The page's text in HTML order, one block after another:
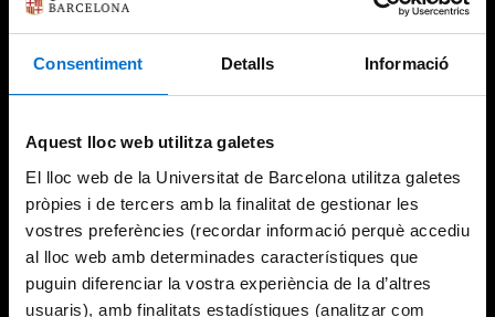
Consentiment Detalls Informació
Aquest lloc web utilitza galetes
El lloc web de la Universitat de Barcelona utilitza galetes
pròpies i de tercers amb la finalitat de gestionar les
vostres preferències (recordar informació perquè accediu
al lloc web amb determinades característiques que
puguin diferenciar la vostra experiència de la d’altres
usuaris), amb finalitats estadístiques (analitzar com